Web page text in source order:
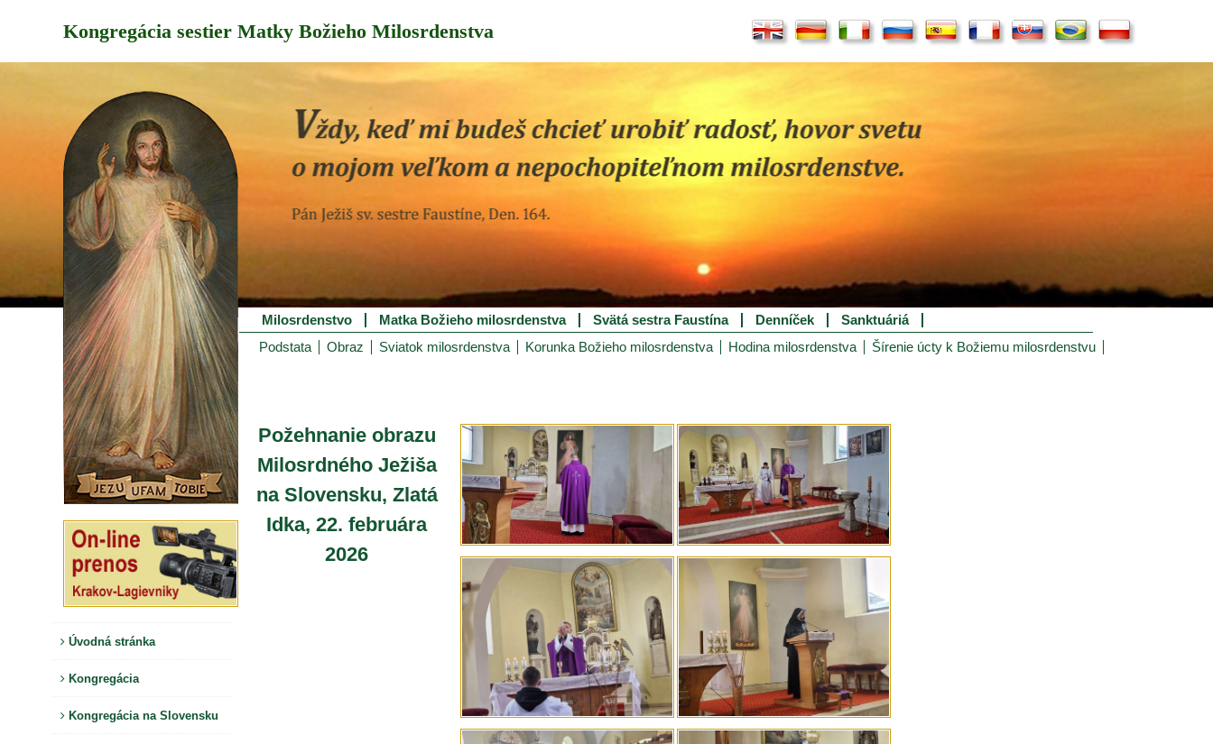
Kongregácia sestier Matky Božieho Milosrdenstva
Úvodná stránka
Kongregácia
Kongregácia na Slovensku
Milosrdenstvo Matka Božieho milosrdenstva Svätá sestra Faustína Denníček
Sanktuáriá
Podstata
Obraz Sviatok milosrdenstva Korunka Božieho milosrdenstva Hodina milosrdenstva Šírenie úcty k Božiemu milosrdenstvu
Požehnanie obrazu
Milosrdného Ježiša
na Slovensku, Zlatá
Idka, 22. februára
2026